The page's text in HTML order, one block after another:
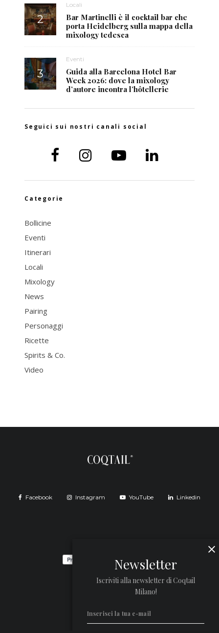
Locali
Bar Martinelli è il cocktail bar che
porta Heidelberg sulla mappa della
mixology tedesca
Eventi
Guida alla Barcelona Hotel Bar
Week 2026: dove la mixology
d’autore incontra l’hôtellerie
Seguici sui nostri canali social
Categorie
Bollicine
Eventi
Itinerari
Locali
Mixology
News
Pairing
Personaggi
Ricette
Spirits & Co.
Video
Facebook Instagram YouTube Linkedin
Newsletter
Iscriviti alla newsletter di Coqtail
Milano!